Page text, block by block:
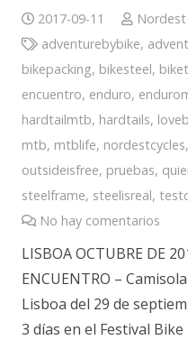
2017-09-11
Nordest
adventurebybike,
bikepacking, bikesteel,
encuentro, enduro,
hardtailmtb, hardtails,
mtb, mtblife, nordestcycles,
outsideisfree, pruebas,
steelframe, steelisreal,
No hay comentarios
LISBOA OCTUBRE DE
ENCUENTRO –
Lisboa del 29 de
3 días en el Festival